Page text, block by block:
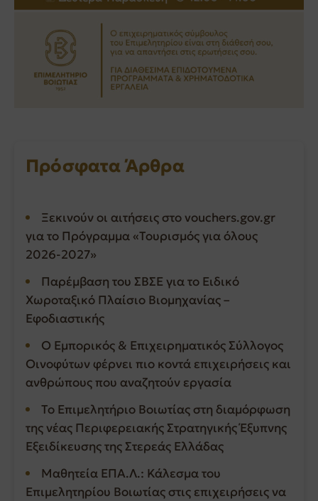
Πρόσφατα Άρθρα
Ξεκινούν οι αιτήσεις στο vouchers.gov.gr
για το Πρόγραμμα «Τουρισμός για όλους
2026-2027»
Παρέμβαση του ΣΒΣΕ για το Ειδικό
Χωροταξικό Πλαίσιο Βιομηχανίας –
Εφοδιαστικής
Ο Εμπορικός & Επιχειρηματικός Σύλλογος
Οινοφύτων φέρνει πιο κοντά επιχειρήσεις και
ανθρώπους που αναζητούν εργασία
Το Επιμελητήριο Βοιωτίας στη διαμόρφωση
της νέας Περιφερειακής Στρατηγικής Έξυπνης
Εξειδίκευσης της Στερεάς Ελλάδας
Μαθητεία ΕΠΑ.Λ.: Κάλεσμα του
Επιμελητηρίου Βοιωτίας στις επιχειρήσεις να